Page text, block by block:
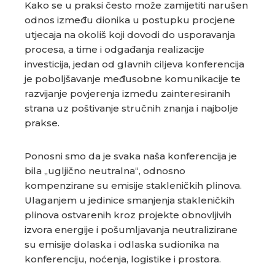
Kako se u praksi često može zamijetiti narušen
odnos između dionika u postupku procjene
utjecaja na okoliš koji dovodi do usporavanja
procesa, a time i odgađanja realizacije
investicija, jedan od glavnih ciljeva konferencija
je poboljšavanje međusobne komunikacije te
razvijanje povjerenja između zainteresiranih
strana uz poštivanje stručnih znanja i najbolje
prakse.
Ponosni smo da je svaka naša konferencija je
bila „ugljično neutralna“, odnosno
kompenzirane su emisije stakleničkih plinova.
Ulaganjem u jedinice smanjenja stakleničkih
plinova ostvarenih kroz projekte obnovljivih
izvora energije i pošumljavanja neutralizirane
su emisije dolaska i odlaska sudionika na
konferenciju, noćenja, logistike i prostora.